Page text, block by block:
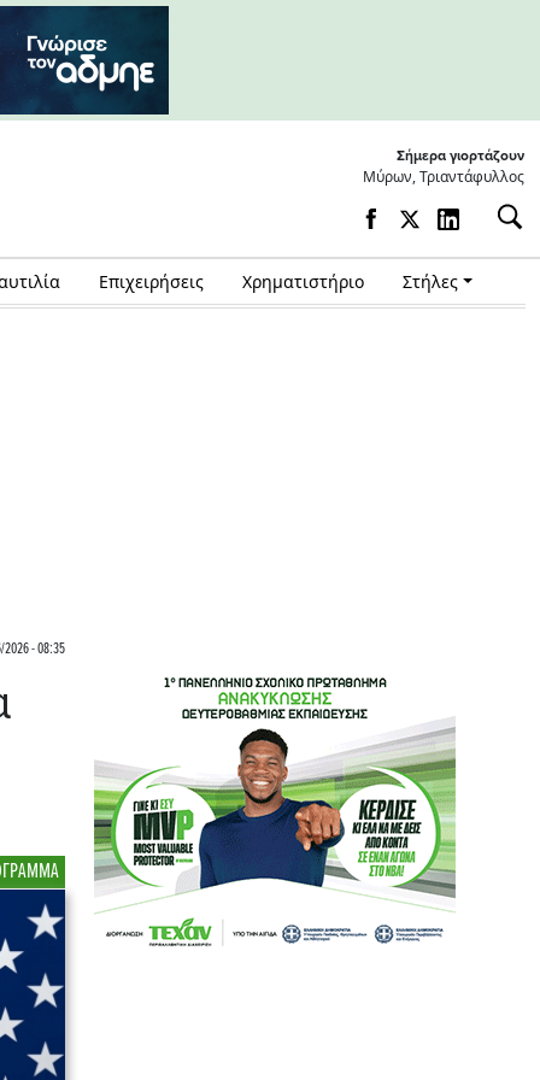
Σήμερα γιορτάζουν
Μύρων, Τριαντάφυλλος
Επιχειρήσεις Χρηματιστήριο Στήλες
2026 - 08:35